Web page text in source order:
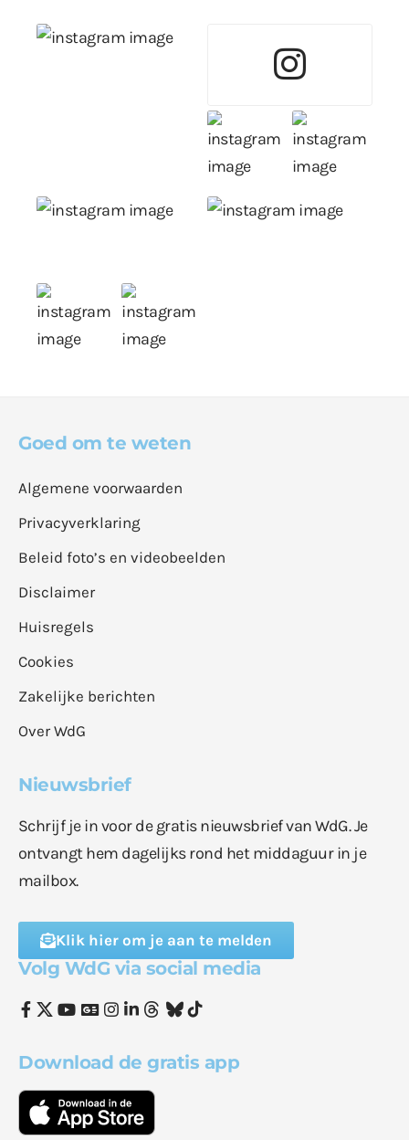
Goed om te weten
Algemene voorwaarden
Privacyverklaring
Beleid foto’s en videobeelden
Disclaimer
Huisregels
Cookies
Zakelijke berichten
Over WdG
Nieuwsbrief
Schrijf je in voor de gratis nieuwsbrief van WdG. Je
ontvangt hem dagelijks rond het middaguur in je
mailbox.
Klik hier om je aan te melden
Volg WdG via social media
Download de gratis app